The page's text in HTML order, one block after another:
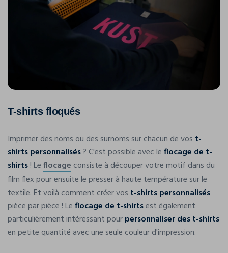
T-shirts floqués
Imprimer des noms ou des surnoms sur chacun de vos t-
shirts personnalisés? C'est possible avec leflocage de t-
shirts! Leflocage consiste à découper votre motif dans du
film flex pour ensuite le presser à haute température sur le
textile. Et voilà comment créer vos t-shirts personnalisés
pièce par pièce ! Leflocage de t-shirtsest également
particulièrement intéressant pourpersonnaliser des t-shirts
en petite quantité avec une seule couleur d'impression.